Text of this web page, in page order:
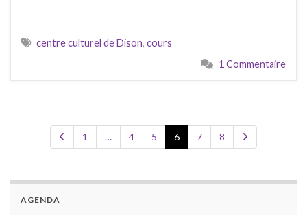
centre culturel de Dison, cours
1 Commentaire
1 … 4 5 6 7 8
AGENDA